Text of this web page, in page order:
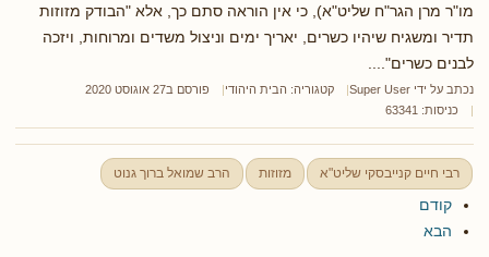
מו"ר מרן הגר"ח שליט"א), כי אין הוראה סתם כך, אלא "הבודק מזוזות
תדיר ומשגיח שיהיו כשרים, יאריך ימים וניצול משדים ומרוחות, ויזכה
לבנים כשרים"....
נכתב על ידי Super User קטגוריה: הבית היהודי
פורסם ב27 אוגוסט 2020
כניסות: 63341
רבי חיים קנייבסקי שליט"א מזוזות הרב שמואל ברוך גנוט
קודם
הבא